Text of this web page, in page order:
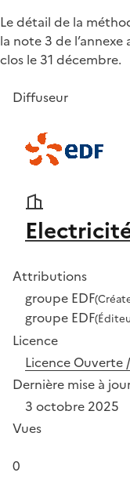
Le détail de la
la note 3 de
clos le 31 décembre.
Diffuseur
Attributions
groupe EDF
groupe EDF
Licence
Licence Ouverte
Dernière mise à
3 octobre 2025
Vues
0